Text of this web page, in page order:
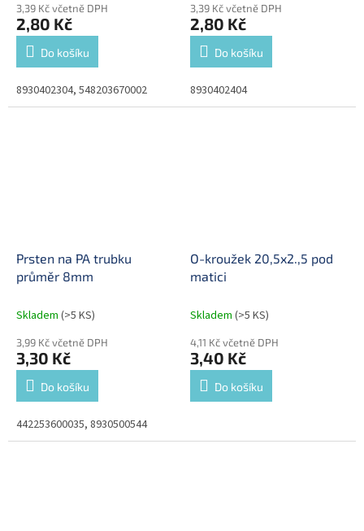
3,39 Kč včetně DPH
2,80 Kč
Do košíku
8930402304, 548203670002
3,39 Kč včetně DPH
2,80 Kč
Do košíku
8930402404
Prsten na PA trubku
průměr 8mm
Skladem (>5 KS)
3,99 Kč včetně DPH
3,30 Kč
Do košíku
442253600035, 8930500544
O-kroužek 20,5x2.,5 pod
matici
Skladem (>5 KS)
4,11 Kč včetně DPH
3,40 Kč
Do košíku